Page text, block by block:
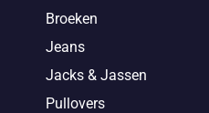
Broeken
Jeans
Jacks & Jassen
Pullovers